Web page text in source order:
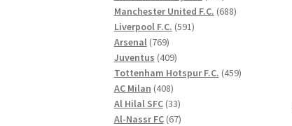
produkter
Manchester United F.C. 688688
Liverpool F.C. 591591
Arsenal 769769
produkter
Juventus 409409
produkter
Tottenham Hotspur F.C. 459459
AC Milan 408408
produkter
Al Hilal SFC 3333
produkter
Al-Nassr FC 6767